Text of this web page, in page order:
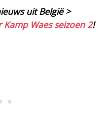
uit België >
Waes seizoen 2!